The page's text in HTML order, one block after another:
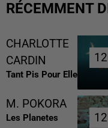
RÉCEMMENT
CHARLOTTE
CARDIN
Tant Pis Pour Elle
M. POKORA
Les Planetes